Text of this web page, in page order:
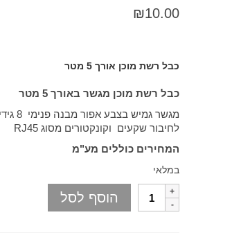
₪10.00
כבל רשת מוכן אורך 5 מטר
כבל רשת מוכן מגשר באורך 5 מטר
מגשר גמיש בצבע אפור מבנה פנימי 8 גידים,
לחיבור שקעים וקונקטורים מסוג RJ45
המחירים כוללים מע"מ
במלאי
הוסף לסל